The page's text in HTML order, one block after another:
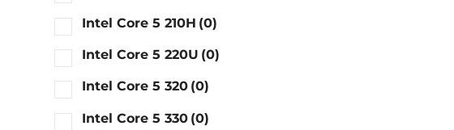
Intel Core 5 210H (0)
Intel Core 5 220U (0)
Intel Core 5 320 (0)
Intel Core 5 330 (0)